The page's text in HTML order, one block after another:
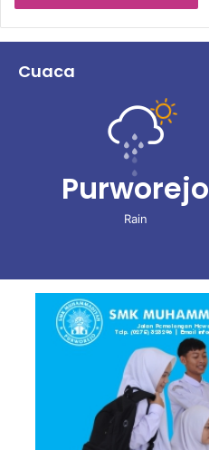
Cuaca
Purworejo
Rain